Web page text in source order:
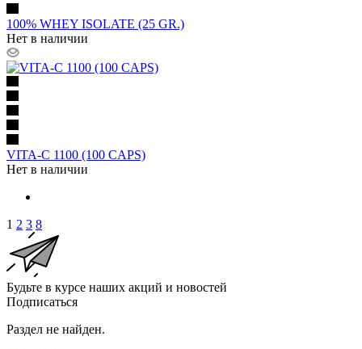
100% WHEY ISOLATE (25 GR.)
Нет в наличии
VITA-C 1100 (100 CAPS)
Нет в наличии
1 2 3 8
Будьте в курсе наших акций и новостей
Подписаться
Раздел не найден.